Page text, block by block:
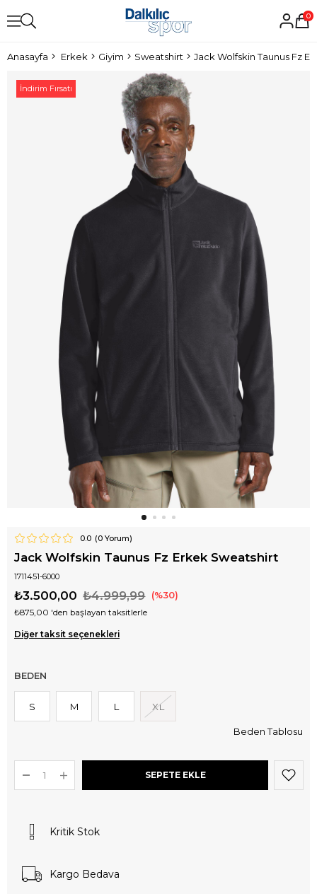
0
Anasayfa Erkek Giyim Sweatshirt Jack Wolfskin Taunus Fz
İndirim Fırsatı
0.0 (0Yorum)
Jack Wolfskin Taunus Fz Erkek Sweatshirt
1711451-6000
₺4.999,99
₺3.500,00 30
₺875,00 'den başlayan taksitlerle
Diğer taksit seçenekleri
BEDEN
S M L XL
Beden Tablosu
Kritik Stok
Kargo Bedava